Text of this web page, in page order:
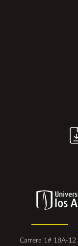
Carrera 1# 18A-12